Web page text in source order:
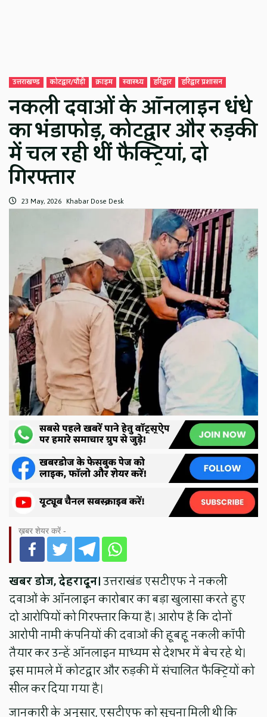
उत्तराखण्ड कोटद्वार/पौड़ी क्राइम स्वास्थ्य हरिद्वार हरिद्वार प्रशासन
नकली दवाओं के ऑनलाइन धंधे
का भंडाफोड़, कोटद्वार और रुड़की
में चल रही थीं फैक्ट्रियां, दो
गिरफ्तार
23 May, 2026 Khabar Dose Desk
ख़बर शेयर करें -
खबर डोज, देहरादून।उत्तराखंड एसटीएफ ने नकली
दवाओं के ऑनलाइन कारोबार का बड़ा खुलासा करते हुए
दो आरोपियों को गिरफ्तार किया है। आरोप है कि दोनों
आरोपी नामी कंपनियों की दवाओं की हूबहू नकली कॉपी
तैयार कर उन्हें ऑनलाइन माध्यम से देशभर में बेच रहे थे।
इस मामले में कोटद्वार और रुड़की में संचालित फैक्ट्रियों को
सील कर दिया गया है।